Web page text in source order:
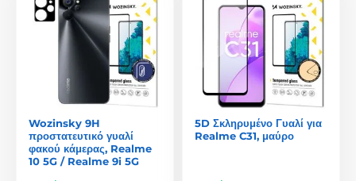
Wozinsky 9H
προστατευτικό γυαλί
φακού κάμερας, Realme
10 5G / Realme 9i 5G
5D Σκληρυμένο Γυαλί για
Realme C31, μαύρο